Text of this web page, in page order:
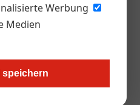
Werbung
Medien
speichern
Stadler, der
der Agrarmarkt
Alibiwirten. Alibiwirte
die damit